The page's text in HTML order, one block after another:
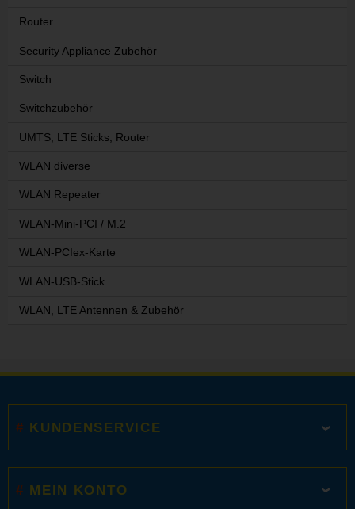
Router
Security Appliance Zubehör
Switch
Switchzubehör
UMTS, LTE Sticks, Router
WLAN diverse
WLAN Repeater
WLAN-Mini-PCI / M.2
WLAN-PCIex-Karte
WLAN-USB-Stick
WLAN, LTE Antennen & Zubehör
KUNDENSERVICE
MEIN KONTO